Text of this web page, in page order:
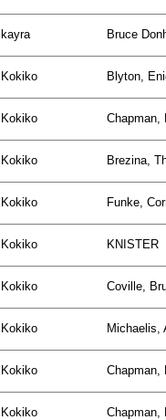
kayra Bruce
Kokiko Blyton,
Kokiko Chapman,
Kokiko Brezina,
Kokiko Funke,
Kokiko KNISTER
Kokiko Coville,
Kokiko Michaelis,
Kokiko Chapman,
Kokiko Chapman,